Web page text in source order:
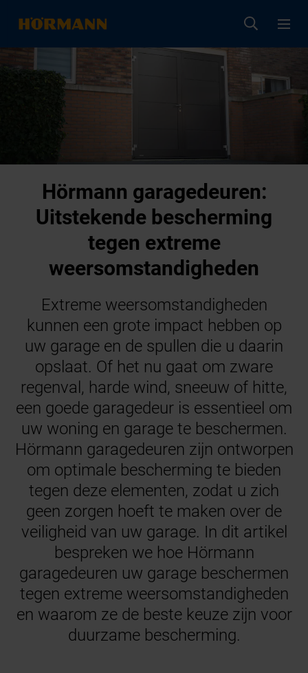
Hörmann garagedeuren:
Uitstekende bescherming
tegen extreme
weersomstandigheden
Extreme weersomstandigheden
kunnen een grote impact hebben op
uw garage en de spullen die u daarin
opslaat. Of het nu gaat om zware
regenval, harde wind, sneeuw of hitte,
een goede garagedeur is essentieel om
uw woning en garage te beschermen.
Hörmann garagedeuren zijn ontworpen
om optimale bescherming te bieden
tegen deze elementen, zodat u zich
geen zorgen hoeft te maken over de
veiligheid van uw garage. In dit artikel
bespreken we hoe Hörmann
garagedeuren uw garage beschermen
tegen extreme weersomstandigheden
en waarom ze de beste keuze zijn voor
duurzame bescherming.